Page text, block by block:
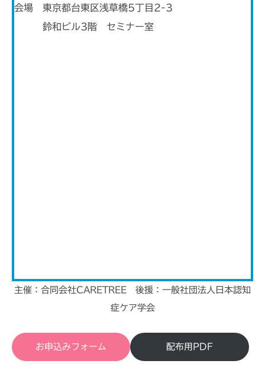
会場 東京都台東区浅草橋5丁目2-3
鈴和ビル3階 セミナー室
主催：合同会社CARETREE 後援：一般社団法人日本認知
症ケア学会
お申込みフォーム 配布用PDF